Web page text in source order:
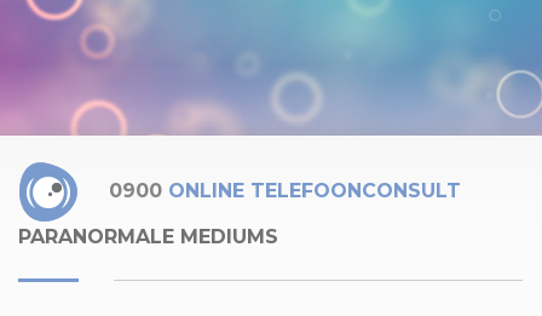
0900 ONLINE TELEFOONCONSULT
PARANORMALE MEDIUMS